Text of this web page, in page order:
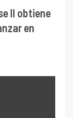
II obtiene
en